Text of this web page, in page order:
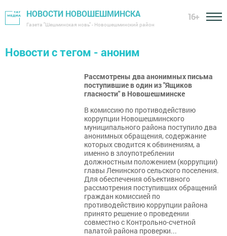
НОВОСТИ НОВОШЕШМИНСКА
Газета "Шешминская новь" - Новошешминский район
16+
Новости с тегом - аноним
Рассмотрены два анонимных письма
поступившие в один из "Ящиков
гласности" в Новошешминске
В комиссию по противодействию
коррупции Новошешминского
муниципального района поступило два
анонимных обращения, содержание
которых сводится к обвинениям, а
именно в злоупотреблении
должностным положением (коррупции)
главы Ленинского сельского поселения.
Для обеспечения объективного
рассмотрения поступивших обращений
граждан комиссией по
противодействию коррупции района
принято решение о проведении
совместно с Контрольно-счетной
палатой района проверки...